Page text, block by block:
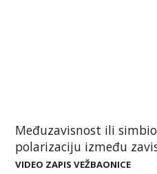
Međuzavisnost ili
polarizaciju između
VIDEO ZAPIS VEŽBAONICE